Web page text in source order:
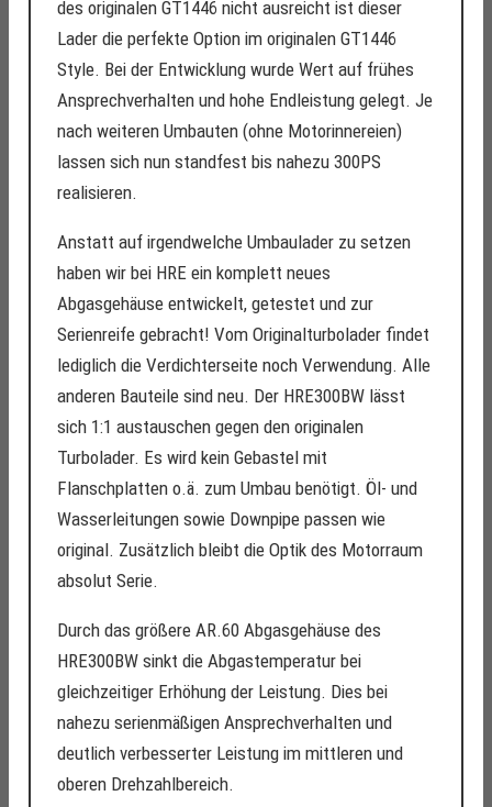
des originalen GT1446 nicht ausreicht ist dieser
Lader die perfekte Option im originalen GT1446
Style. Bei der Entwicklung wurde Wert auf frühes
Ansprechverhalten und hohe Endleistung gelegt. Je
nach weiteren Umbauten (ohne Motorinnereien)
lassen sich nun standfest bis nahezu 300PS
realisieren.
Anstatt auf irgendwelche Umbaulader zu setzen
haben wir bei HRE ein komplett neues
Abgasgehäuse entwickelt, getestet und zur
Serienreife gebracht! Vom Originalturbolader findet
lediglich die Verdichterseite noch Verwendung. Alle
anderen Bauteile sind neu. Der HRE300BW lässt
sich 1:1 austauschen gegen den originalen
Turbolader. Es wird kein Gebastel mit
Flanschplatten o.ä. zum Umbau benötigt. Öl- und
Wasserleitungen sowie Downpipe passen wie
original. Zusätzlich bleibt die Optik des Motorraum
absolut Serie.
Durch das größere AR.60 Abgasgehäuse des
HRE300BW sinkt die Abgastemperatur bei
gleichzeitiger Erhöhung der Leistung. Dies bei
nahezu serienmäßigen Ansprechverhalten und
deutlich verbesserter Leistung im mittleren und
oberen Drehzahlbereich.